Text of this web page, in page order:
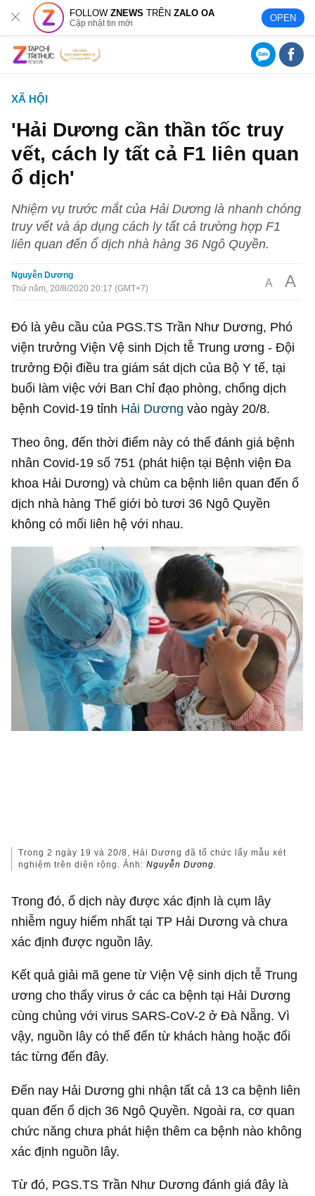
FOLLOWZNEWS TRÊNZALO OA
Cập nhật tin mới OPEN
XÃ HỘI
'Hải Dương cần thần tốc truy
vết, cách ly tất cả F1 liên quan
ổ dịch'
Nhiệm vụ trước mắt của Hải Dương là nhanh chóng
truy vết và áp dụng cách ly tất cả trường hợp F1
liên quan đến ổ dịch nhà hàng 36 Ngô Quyền.
Nguyễn Dương
Thứ năm, 20/8/2020 20:17 (GMT+7)
A A
Đó là yêu cầu của PGS.TS Trần Như Dương, Phó
viện trưởng Viện Vệ sinh Dịch tễ Trung ương - Đội
trưởng Đội điều tra giám sát dịch của Bộ Y tế, tại
buổi làm việc với Ban Chỉ đạo phòng, chống dịch
bệnh Covid-19 tỉnh Hải Dương vào ngày 20/8.
Theo ông, đến thời điểm này có thể đánh giá bệnh
nhân Covid-19 số 751 (phát hiện tại Bệnh viện Đa
khoa Hải Dương) và chùm ca bệnh liên quan đến ổ
dịch nhà hàng Thế giới bò tươi 36 Ngô Quyền
không có mối liên hệ với nhau.
Trong 2 ngày 19 và 20/8, Hải Dương đã tổ chức lấy mẫu xét
nghiệm trên diện rộng. Ảnh:Nguyễn Dương.
Trong đó, ổ dịch này được xác định là cụm lây
nhiễm nguy hiểm nhất tại TP Hải Dương và chưa
xác định được nguồn lây.
Kết quả giải mã gene từ Viện Vệ sinh dịch tễ Trung
ương cho thấy virus ở các ca bệnh tại Hải Dương
cùng chủng với virus SARS-CoV-2 ở Đà Nẵng. Vì
vậy, nguồn lây có thể đến từ khách hàng hoặc đối
tác từng đến đây.
Đến nay Hải Dương ghi nhận tất cả 13 ca bệnh liên
quan đến ổ dịch 36 Ngô Quyền. Ngoài ra, cơ quan
chức năng chưa phát hiện thêm ca bệnh nào không
xác định nguồn lây.
Từ đó, PGS.TS Trần Như Dương đánh giá đây là